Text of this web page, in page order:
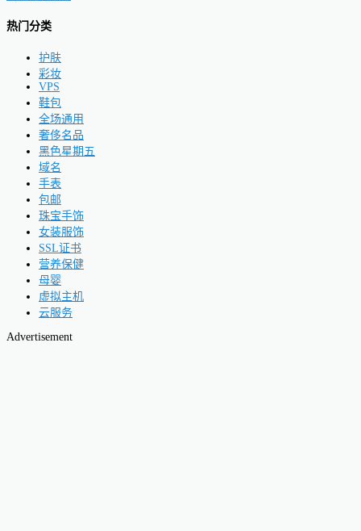
热门分类
护肤
彩妆
VPS
鞋包
全场通用
奢侈名品
黑色星期五
域名
手表
包邮
珠宝手饰
女装服饰
SSL证书
营养保健
母婴
虚拟主机
云服务
Advertisement